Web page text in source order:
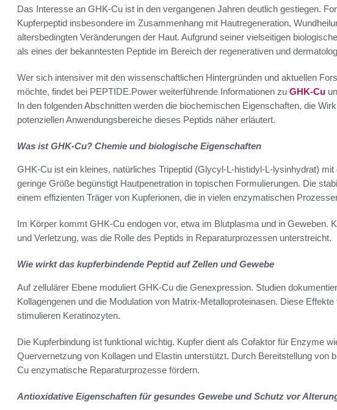
Das Interesse an GHK-Cu ist in den vergangenen Jahren deutlich gestiegen.
Kupferpeptid insbesondere im Zusammenhang mit Hautregeneration,
altersbedingten Veränderungen der Haut. Aufgrund seiner vielseitigen
als eines der bekanntesten Peptide im Bereich der regenerativen und
Wer sich intensiver mit den wissenschaftlichen Hintergründen und aktuellen
möchte, findet bei PEPTIDE.Power weiterführende Informationen zu GHK-Cu
In den folgenden Abschnitten werden die biochemischen Eigenschaften, die
potenziellen Anwendungsbereiche dieses Peptids näher erläutert.
Was ist GHK-Cu? Chemie und biologische Eigenschaften
GHK-Cu ist ein kleines, natürliches Tripeptid (Glycyl-L-histidyl-L-lysinhydrat)
geringe Größe begünstigt Hautpenetration in topischen Formulierungen. Die
einem effizienten Träger von Kupferionen, die in vielen enzymatischen
Im Körper kommt GHK-Cu endogen vor, etwa im Blutplasma und in Geweben.
und Verletzung, was die Rolle des Peptids in Reparaturprozessen unterstreicht.
Wie wirkt das kupferbindende Peptid auf Zellen und Gewebe
Auf zellulärer Ebene moduliert GHK-Cu die Genexpression. Studien
Kollagengenen und die Modulation von Matrix-Metalloproteinasen. Diese
stimulieren Keratinozyten.
Die Kupferbindung ist funktional wichtig. Kupfer dient als Cofaktor für Enzyme
Quervernetzung von Kollagen und Elastin unterstützt. Durch Bereitstellung von
Cu enzymatische Reparaturprozesse fördern.
Antioxidative Eigenschaften für gesundes Gewebe und Schutz vor